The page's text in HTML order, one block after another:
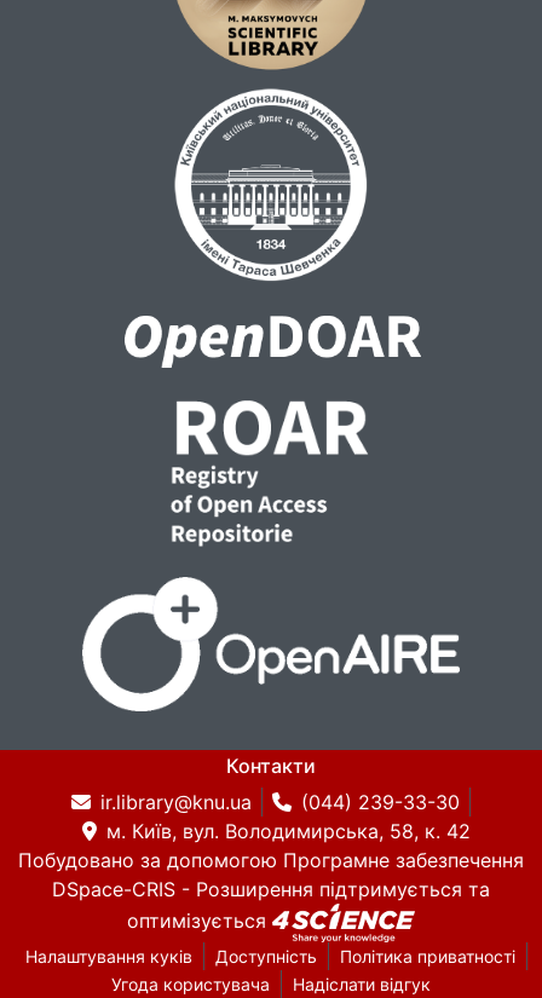
Контакти
ir.library@knu.ua
(044) 239-33-30
м. Київ, вул. Володимирська, 58, к. 42
Побудовано за допомогою Програмне забезпечення
DSpace-CRIS - Розширення підтримується та
оптимізується
Налаштування куків Доступність
Політика приватності
Угода користувача
Надіслати відгук